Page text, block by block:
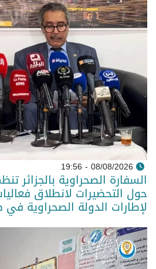
08/08/2026 - 19:56
السفارة الصحراوية بالجزائر
حول التحضيرات لانطلاق
لإطارات الدولة الصحراوية في